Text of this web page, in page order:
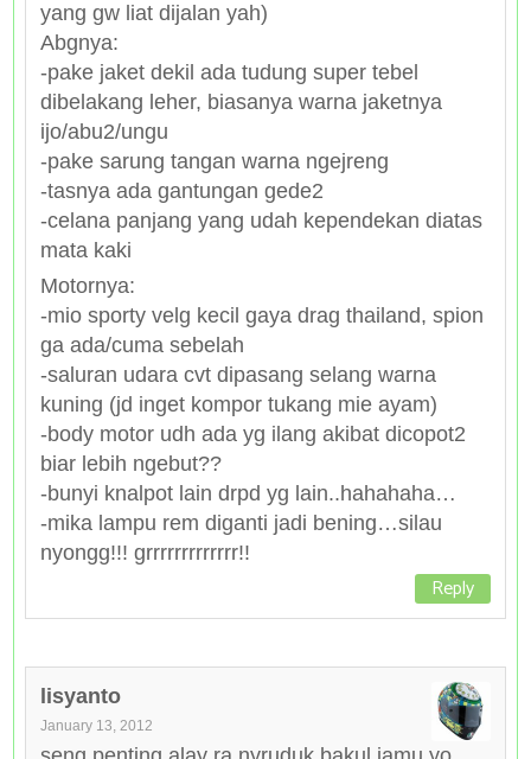
yang gw liat dijalan yah)
Abgnya:
-pake jaket dekil ada tudung super tebel
dibelakang leher, biasanya warna jaketnya
ijo/abu2/ungu
-pake sarung tangan warna ngejreng
-tasnya ada gantungan gede2
-celana panjang yang udah kependekan diatas
mata kaki
Motornya:
-mio sporty velg kecil gaya drag thailand, spion
ga ada/cuma sebelah
-saluran udara cvt dipasang selang warna
kuning (jd inget kompor tukang mie ayam)
-body motor udh ada yg ilang akibat dicopot2
biar lebih ngebut??
-bunyi knalpot lain drpd yg lain..hahahaha…
-mika lampu rem diganti jadi bening…silau
nyongg!!! grrrrrrrrrrrrr!!
Reply
lisyanto
January 13, 2012